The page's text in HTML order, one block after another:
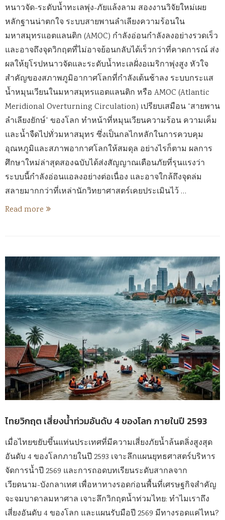
หนาวจัด-ระดับน้ำทะเลพุ่ง-ภัยแล้งลาม สองงานวิจัยใหม่เผย
หลักฐานน่าตกใจ ระบบสายพานลำเลียงความร้อนใน
มหาสมุทรแอตแลนติก (AMOC) กำลังอ่อนกำลังลงอย่างรวดเร็ว
และอาจถึงจุดวิกฤตที่ไม่อาจย้อนกลับได้เร็วกว่าที่คาดการณ์ ส่ง
ผลให้ยุโรปหนาวจัดและระดับน้ำทะเลฝั่งอเมริกาพุ่งสูง หัวใจ
สำคัญของสภาพภูมิอากาศโลกที่กำลังเต้นช้าลง ระบบกระแส
น้ำหมุนเวียนในมหาสมุทรแอตแลนติก หรือ AMOC (Atlantic
Meridional Overturning Circulation) เปรียบเสมือน “สายพาน
ลำเลียงยักษ์” ของโลก ทำหน้าที่หมุนเวียนความร้อน ความเค็ม
และน้ำจืดไปทั่วมหาสมุทร ซึ่งเป็นกลไกหลักในการควบคุม
อุณหภูมิและสภาพอากาศโลกให้สมดุล อย่างไรก็ตาม ผลการ
ศึกษาใหม่ล่าสุดสองฉบับได้ส่งสัญญาณเตือนภัยที่รุนแรงว่า
ระบบนี้กำลังอ่อนแอลงอย่างต่อเนื่อง และอาจใกล้ถึงจุดล่ม
สลายมากกว่าที่เหล่านักวิทยาศาสตร์เคยประเมินไว้ …
Read more
ไทยวิกฤต เสี่ยงน้ำท่วมอันดับ 4 ของโลก ภายในปี 2593
เมื่อไทยขยับขึ้นแท่นประเทศที่มีความเสี่ยงภัยน้ำล้นตลิ่งสูงสุด
อันดับ 4 ของโลกภายในปี 2593 เจาะลึกแผนยุทธศาสตร์บริหาร
จัดการน้ำปี 2569 และการถอดบทเรียนระดับสากลจาก
เวียดนาม-บังกลาเทศ เพื่อหาทางรอดก่อนพื้นที่เศรษฐกิจสำคัญ
จะจมบาดาลมหาศาล เจาะลึกวิกฤตน้ำท่วมไทย: ทำไมเราถึง
เสี่ยงอันดับ 4 ของโลก และแผนรับมือปี 2569 มีทางรอดแค่ไหน?